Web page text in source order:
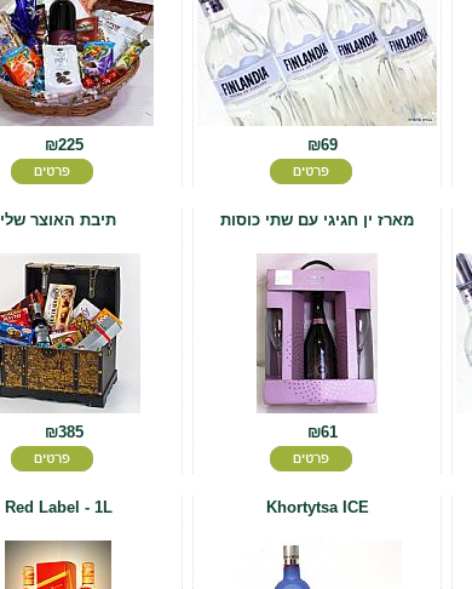
₪225
תיבת האוצר שלי
₪385
מארז ין חגיגי עם שתי כוסות
Red Label - 1L Khortytsa ICE